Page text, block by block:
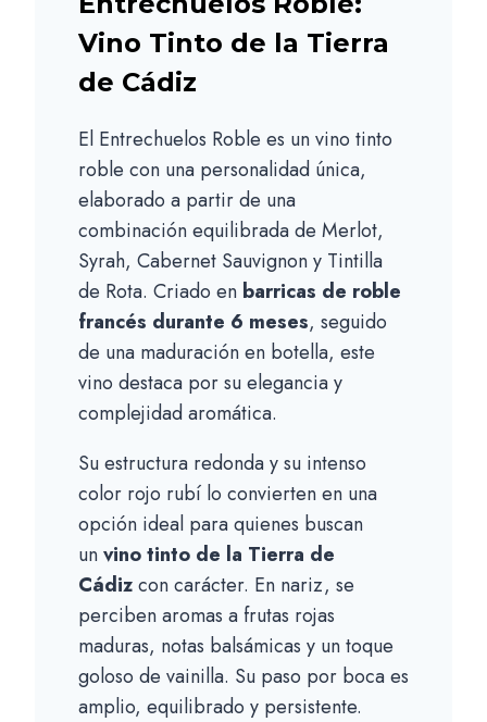
Vino Tinto de la Tierra
de Cádiz
El Entrechuelos Roble es un vino tinto
roble con una personalidad única,
elaborado a partir de una
combinación equilibrada de Merlot,
Syrah, Cabernet Sauvignon y Tintilla
de Rota. Criado en barricas de roble
francés durante 6 meses, seguido
de una maduración en botella, este
vino destaca por su elegancia y
complejidad aromática.
Su estructura redonda y su intenso
color rojo rubí lo convierten en una
opción ideal para quienes buscan
unvino tinto de la Tierra de
Cádizcon carácter. En nariz, se
perciben aromas a frutas rojas
maduras, notas balsámicas y un toque
goloso de vainilla. Su paso por boca es
amplio, equilibrado y persistente.